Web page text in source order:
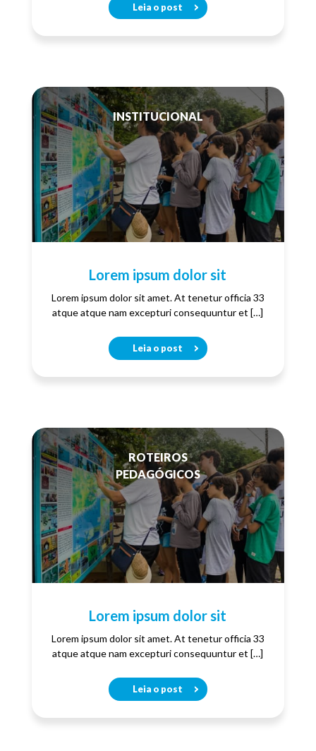
Leia o post
INSTITUCIONAL
Lorem ipsum dolor sit
Lorem ipsum dolor sit amet. At tenetur officia 33
atque atque nam excepturi consequuntur et […]
Leia o post
ROTEIROS
PEDAGÓGICOS
Lorem ipsum dolor sit
Lorem ipsum dolor sit amet. At tenetur officia 33
atque atque nam excepturi consequuntur et […]
Leia o post